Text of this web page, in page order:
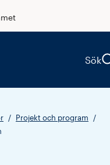
Sök
Projekt och program